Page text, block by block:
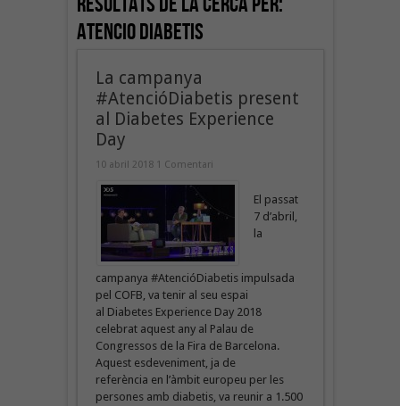
atencio diabetis
La campanya
#AtencióDiabetis present
al Diabetes Experience
Day
10 abril 2018 1 Comentari
El passat
7 d’abril,
la
campanya #AtencióDiabetis impulsada
pel COFB, va tenir al seu espai
al Diabetes Experience Day 2018
celebrat aquest any al Palau de
Congressos de la Fira de Barcelona.
Aquest esdeveniment, ja de
referència en l’àmbit europeu per les
persones amb diabetis, va reunir a 1.500